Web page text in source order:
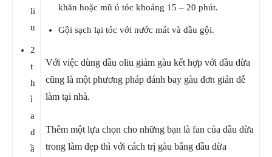
li
u
2
t
h
ì
a
d
ầ
khăn hoặc mũ ủ tóc khoảng 15 – 20 phút.
Gội sạch lại tóc với nước mát và dầu gội.
Với việc dùng dầu oliu giảm gàu kết hợp với dầu dừa
cũng là một phương pháp đánh bay gàu đơn giản dễ
làm tại nhà.
Thêm một lựa chọn cho những bạn là fan của dầu dừa
trong làm đẹp thì với cách trị gàu bằng dầu dừa